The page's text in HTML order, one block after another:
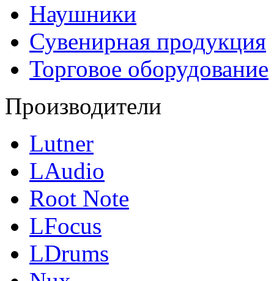
Наушники
Сувенирная продукция
Торговое оборудование
Производители
Lutner
LAudio
Root Note
LFocus
LDrums